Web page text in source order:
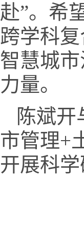
赴”。希
跨学科
智慧城
力量。
陈斌开
市管理+
开展科